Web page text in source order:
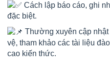
Cách lập báo cáo, ghi
đặc biệt.
Thường xuyên cập
vệ, tham khảo các tài liệu
cao kiến thức.